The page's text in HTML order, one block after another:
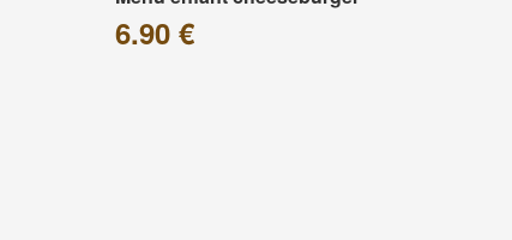
6.90 €